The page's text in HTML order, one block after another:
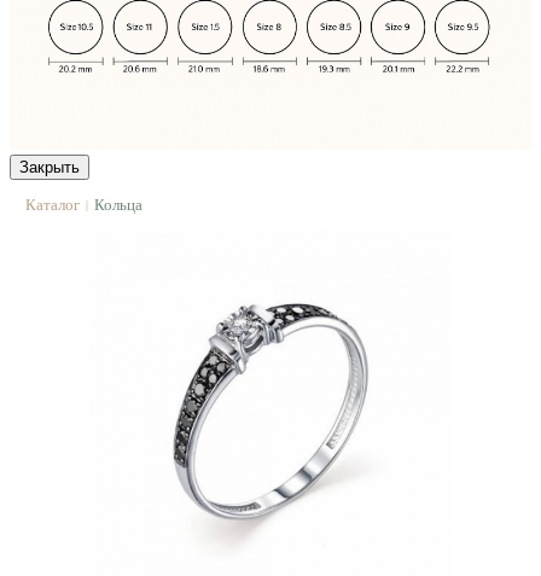
Закрыть
Каталог | Кольца